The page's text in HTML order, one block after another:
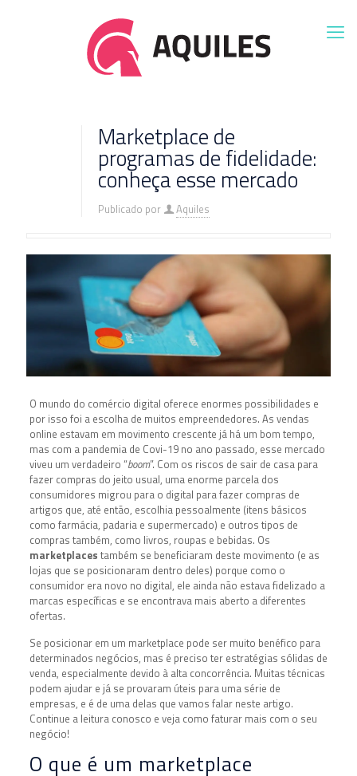
Marketplace de
programas de fidelidade:
conheça esse mercado
Publicado por Aquiles
O mundo do comércio digital oferece enormes possibilidades e
por isso foi a escolha de muitos empreendedores. As vendas
online estavam em movimento crescente já há um bom tempo,
mas com a pandemia de Covi-19 no ano passado, esse mercado
viveu um verdadeiro “boom”. Com os riscos de sair de casa para
fazer compras do jeito usual, uma enorme parcela dos
consumidores migrou para o digital para fazer compras de
artigos que, até então, escolhia pessoalmente (itens básicos
como farmácia, padaria e supermercado) e outros tipos de
compras também, como livros, roupas e bebidas. Os
marketplaces também se beneficiaram deste movimento (e as
lojas que se posicionaram dentro deles) porque como o
consumidor era novo no digital, ele ainda não estava fidelizado a
marcas específicas e se encontrava mais aberto a diferentes
ofertas.
Se posicionar em um marketplace pode ser muito benéfico para
determinados negócios, mas é preciso ter estratégias sólidas de
venda, especialmente devido à alta concorrência. Muitas técnicas
podem ajudar e já se provaram úteis para uma série de
empresas, e é de uma delas que vamos falar neste artigo.
Continue a leitura conosco e veja como faturar mais com o seu
negócio!
O que é um marketplace